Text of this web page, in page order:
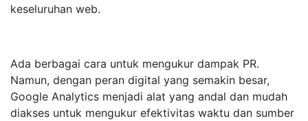
keseluruhan web.
Ada berbagai cara untuk mengukur dampak PR.
Namun, dengan peran digital yang semakin besar,
Google Analytics menjadi alat yang andal dan mudah
diakses untuk mengukur efektivitas waktu dan sumber